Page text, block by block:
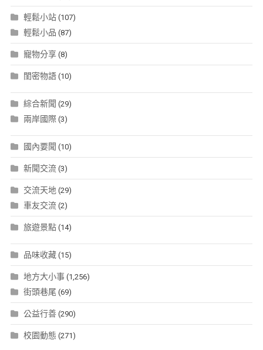
輕鬆小站(107)
輕鬆小品 (87)
寵物分享(8)
閨密物語(10)
綜合新聞 (29)
兩岸國際(3)
國內要聞 (10)
新聞交流(3)
交流天地 (29)
車友交流(2)
旅遊景點(14)
品味收藏(15)
地方大小事(1,256)
街頭巷尾 (69)
公益行善(290)
校園動態 (271)